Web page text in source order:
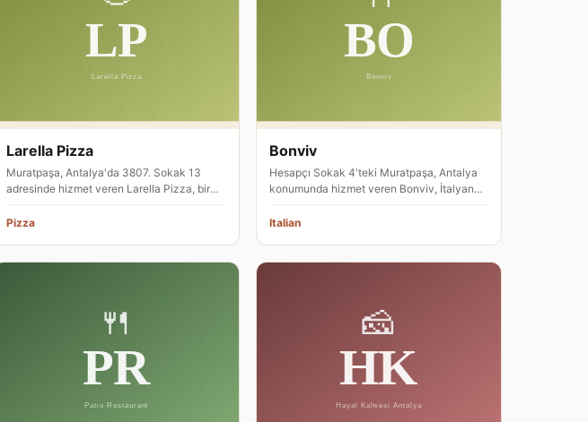
Larella Pizza
Muratpaşa, Antalya'da 3807. Sokak 13
adresinde hizmet veren Larella Pizza, bir
pizza restoranı olarak faaliyet…
Pizza
Bonviv
Hesapçı Sokak 4'teki Muratpaşa, Antalya
konumunda hizmet veren Bonviv, İtalyan
mutfağı sunuyor. Menü, imza yem…
Italian